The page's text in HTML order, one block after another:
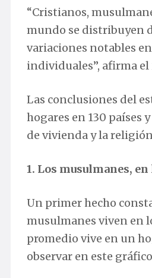
“Cristianos,
mundo se distribuyen
variaciones notables
individuales”, afirma
Las conclusiones del
hogares en 130 países
de vivienda y la
1. Los musulmanes,
Un primer hecho
musulmanes viven en
promedio vive en un
observar en este